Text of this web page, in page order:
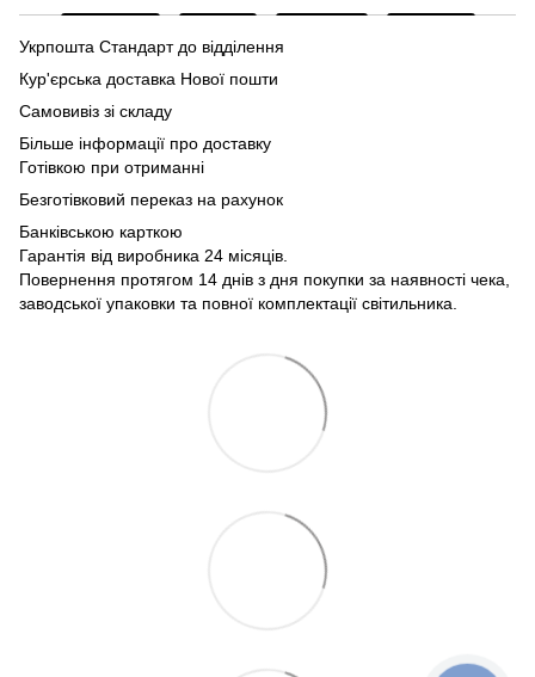
Укрпошта Стандарт до відділення
Кур'єрська доставка Нової пошти
Самовивіз зі складу
Більше інформації про доставку
Готівкою при отриманні
Безготівковий переказ на рахунок
Банківською карткою
Гарантія від виробника 24 місяців.
Повернення протягом 14 днів з дня покупки за наявності чека,
заводської упаковки та повної комплектації світильника.